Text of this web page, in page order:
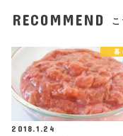
RECOMMEND
暮
2018.1.24